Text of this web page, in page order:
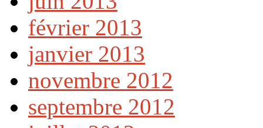
février 2013
janvier 2013
novembre 2012
septembre 2012